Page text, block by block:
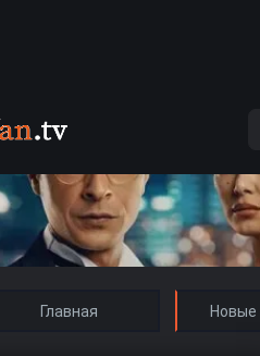
Главная Новые